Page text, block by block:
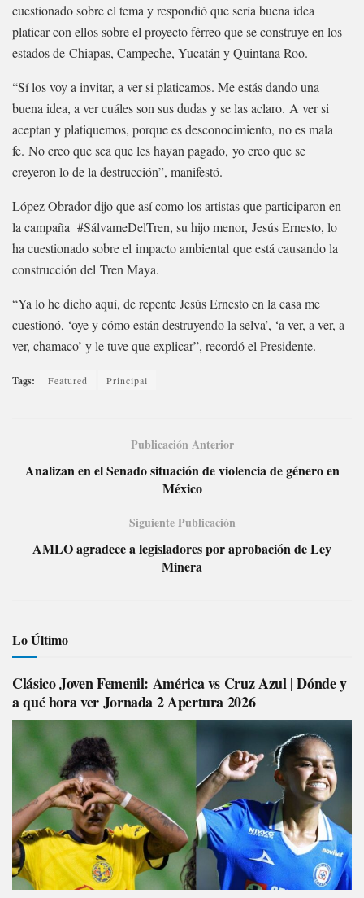
cuestionado sobre el tema y respondió que sería buena idea
platicar con ellos sobre el proyecto férreo que se construye en los
estados de Chiapas, Campeche, Yucatán y Quintana Roo.
“Sí los voy a invitar, a ver si platicamos. Me estás dando una
buena idea, a ver cuáles son sus dudas y se las aclaro. A ver si
aceptan y platiquemos, porque es desconocimiento, no es mala
fe. No creo que sea que les hayan pagado, yo creo que se
creyeron lo de la destrucción”, manifestó.
López Obrador dijo que así como los artistas que participaron en
la campaña #SálvameDelTren, su hijo menor, Jesús Ernesto, lo
ha cuestionado sobre el impacto ambiental que está causando la
construcción del Tren Maya.
“Ya lo he dicho aquí, de repente Jesús Ernesto en la casa me
cuestionó, ‘oye y cómo están destruyendo la selva’, ‘a ver, a ver, a
ver, chamaco’ y le tuve que explicar”, recordó el Presidente.
Tags: Featured Principal
Publicación Anterior
Analizan en el Senado situación de violencia de género en
México
Siguiente Publicación
AMLO agradece a legisladores por aprobación de Ley
Minera
Lo Último
Clásico Joven Femenil: América vs Cruz Azul | Dónde y
a qué hora ver Jornada 2 Apertura 2026